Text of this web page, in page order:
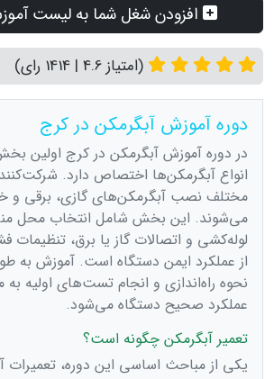
افزودن شغل شما به لیست
(امتیاز 4.6 | 1414 رای)
دوره آموزش آبگرمکن در کرج
در دوره آموزش آبگرمکن در کرج
انواع آبگرمکن‌ها اختصاص دارد.
مختلف نصب آبگرمکن‌های گازی، برقی و
می‌شوند. این بخش شامل انتخاب محل
لوله‌کشی و اتصالات گاز یا برق، تنظیمات
از عملکرد ایمن دستگاه است. آموزش به
نحوه راه‌اندازی و انجام تست‌های اولیه به
عملکرد صحیح دستگاه می‌شود.
تعمیر آبگرمکن چگونه است؟
یکی از مباحث اساسی این دوره،